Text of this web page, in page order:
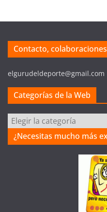
Contacto,
elgurudeldeporte@gmail.com
Categorías de la Web
Categorías
de
la
¿Necesitas mucho más